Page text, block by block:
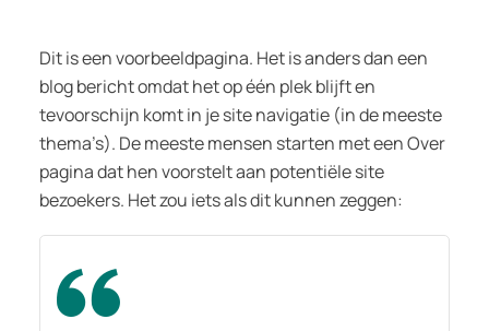
Dit is een voorbeeldpagina. Het is anders dan een
blog bericht omdat het op één plek blijft en
tevoorschijn komt in je site navigatie (in de meeste
thema’s). De meeste mensen starten met een Over
pagina dat hen voorstelt aan potentiële site
bezoekers. Het zou iets als dit kunnen zeggen: